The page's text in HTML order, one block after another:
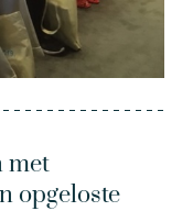
met
opgeloste